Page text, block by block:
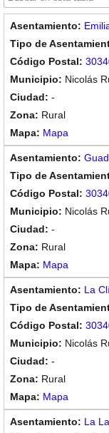
Nicolás
-
Rural
Mapa
Nicolás
-
Rural
Mapa
La
Nicolás
-
Rural
Mapa
La